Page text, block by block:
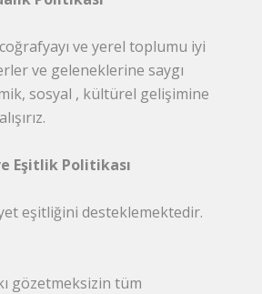
ve yerel toplumu iyi
ve geleneklerine saygı
sosyal , kültürel gelişimine
Eşitlik Politikası
eşitliğini desteklemektedir.
gözetmeksizin tüm